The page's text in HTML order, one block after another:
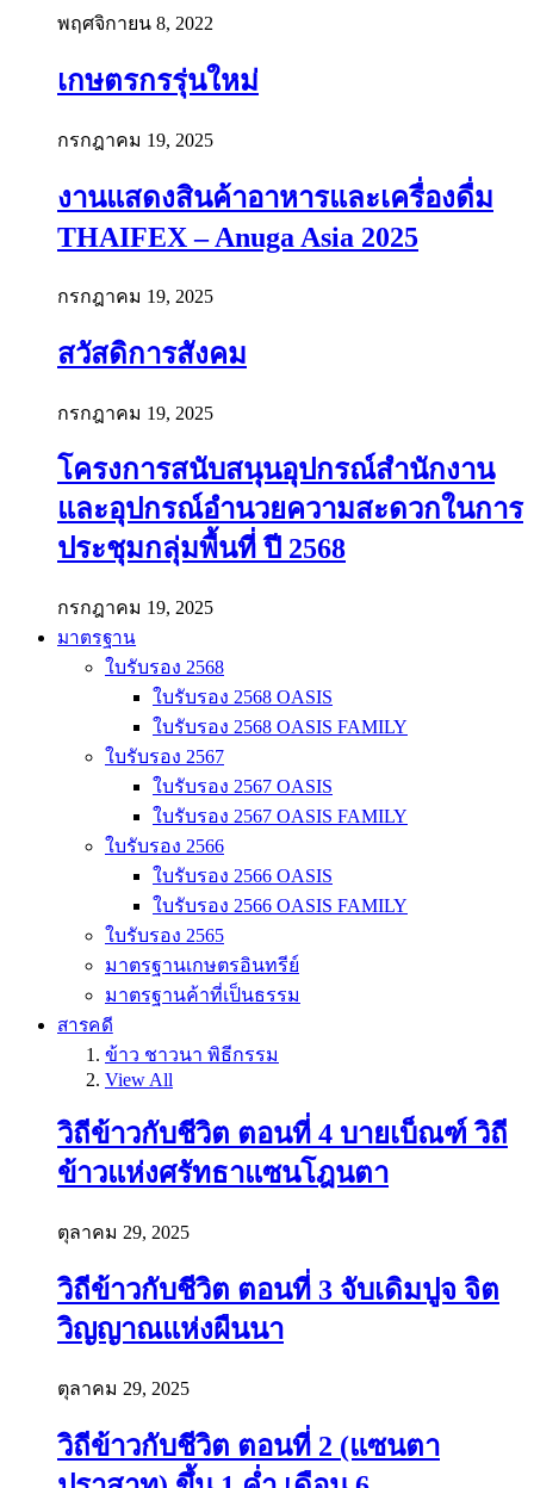
พฤศจิกายน 8, 2022
เกษตรกรรุ่นใหม่
กรกฎาคม 19, 2025
งานแสดงสินค้าอาหารและเครื่องดื่ม
THAIFEX – Anuga Asia 2025
กรกฎาคม 19, 2025
สวัสดิการสังคม
กรกฎาคม 19, 2025
โครงการสนับสนุนอุปกรณ์สำนักงาน
และอุปกรณ์อำนวยความสะดวกในการ
ประชุมกลุ่มพื้นที่ ปี 2568
กรกฎาคม 19, 2025
มาตรฐาน
ใบรับรอง 2568
ใบรับรอง 2568 OASIS
ใบรับรอง 2568 OASIS FAMILY
ใบรับรอง 2567
ใบรับรอง 2567 OASIS
ใบรับรอง 2567 OASIS FAMILY
ใบรับรอง 2566
ใบรับรอง 2566 OASIS
ใบรับรอง 2566 OASIS FAMILY
ใบรับรอง 2565
มาตรฐานเกษตรอินทรีย์
มาตรฐานค้าที่เป็นธรรม
สารคดี
ข้าว ชาวนา พิธีกรรม
View All
วิถีข้าวกับชีวิต ตอนที่ 4 บายเบ็ณฑ์ วิถี
ข้าวแห่งศรัทธาแซนโฎนตา
ตุลาคม 29, 2025
วิถีข้าวกับชีวิต ตอนที่ 3 จับเดิมปูจ จิต
วิญญาณแห่งผืนนา
ตุลาคม 29, 2025
วิถีข้าวกับชีวิต ตอนที่ 2 (แซนตา